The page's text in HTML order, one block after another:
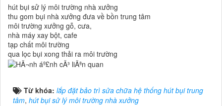
hút bụi sử lý môi trường nhà xưởng
thu gom bụi nhà xưởng đưa về bồn trung tâm
môi trường xưởng gỗ, cưa,
nhà máy xay bột, cafe
tạp chất môi trường
qua lọc bụi xong thải ra môi trường
Từ khóa: lắp đặt bảo trì sửa chữa hệ thống hút bụi trung
tâm, hút bụi sử lý môi trường nhà xưởng